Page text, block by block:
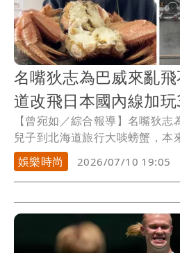
名嘴狄志為巴威來亂
道改飛日本國內線加玩
【曾宛如／綜合報導】名嘴狄志
兒子到北海道旅行大啖螃蟹，本
回...
娛樂時尚 2026/07/10 19:05